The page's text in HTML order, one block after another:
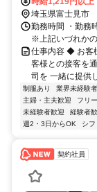
埼玉県富士見市
勤務時間 ・勤務
※上記いづれか
仕事内容 ◆ お客
客様との接客を
司を 一緒に提供
制服あり 業界未経験
主婦・主夫歓迎
フリ
未経験者歓迎
経験者
週2・3日からOK
シフ
契約社員